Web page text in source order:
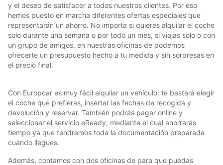
y el deseo de satisfacer a todos nuestros clientes. Por eso
hemos puesto en marcha diferentes ofertas especiales que
representarán un ahorro. No importa si quieres alquilar el coche
solo durante una semana o por todo un mes, si viajas solo o con
un grupo de amigos, en nuestras oficinas de podemos
ofrecerte un presupuesto hecho a tu medida y sin sorpresas en
el precio final.
Con Europcar es muy fácil alquilar un vehículo: te bastará elegir
el coche que prefieras, insertar las fechas de recogida y
devolución y reservar. También podrás pagar online y
seleccionar el servicio eReady, mediante el cual ahorrarás
tiempo ya que tendremos toda la documentación preparada
cuando llegues.
Además, contamos con dos oficinas de para que puedas